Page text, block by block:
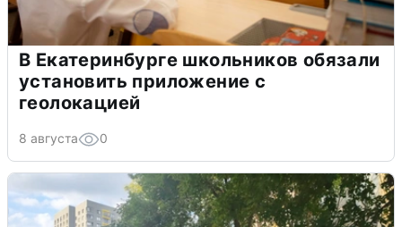
В Екатеринбурге школьников обязали
установить приложение с
геолокацией
8 августа 0